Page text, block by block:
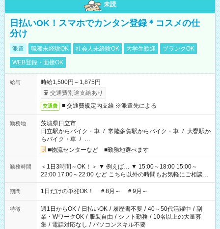
未読
日払いOK！スマホでカンタン登録＊コスメの仕
分け
派遣 職種未経験OK 社会人未経験OK 大学生歓迎
ブランクOK
WEB登録・面接OK
給与
時給1,500円～1,875円
交通費別途支給あり
交通費 ■ 交通費規定内支給 ※派遣先による
勤務地
茨城県日立市
日立駅からバイク・車 / 常陸多賀駅からバイク・車 / 大甕駅か
らバイク・車 / …
■物流センターなど ■勤務地選べます
勤務時間
＜1日3時間～OK！＞ ▼ 例えば… ▼ 15:00～18:00 15:00～
22:00 17:00～22:00 など こちら以外の時間もお気軽にご相談く
ださい！
期間 1日だけの単発OK！ ＃8月～ ＃9月～
特徴 週1日からOK / 日払いOK / 履歴書不要 / 40～50代活躍中 / 副
業・WワークOK / 服装自由 / シフト勤務 / 10名以上の大量募
集 / 電話対応なし / パソコンスキル不要